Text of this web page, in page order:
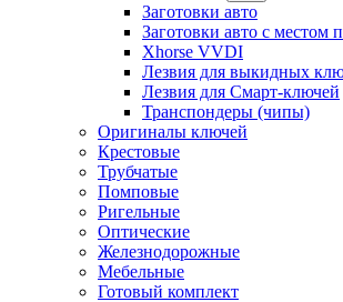
Заготовки авто
Заготовки авто с местом
Xhorse VVDI
Лезвия для выкидных
Лезвия для Смарт-ключей
Транспондеры (чипы)
Оригиналы ключей
Крестовые
Трубчатые
Помповые
Ригельные
Оптические
Железнодорожные
Мебельные
Готовый комплект